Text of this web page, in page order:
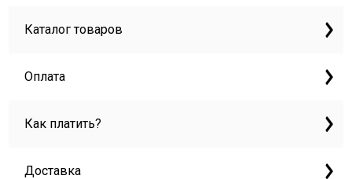
Каталог товаров
Оплата
Как платить?
Доставка